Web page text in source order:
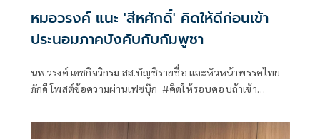
หมอวรงค์ แนะ 'สีหศักดิ์' คิดให้ดีก่อนเข้า
ประนอมภาคบังคับกับกัมพูชา
นพ.วรงค์ เดชกิจวิกรม สส.บัญชีรายชื่อ และหัวหน้าพรรคไทย
ภักดี โพสต์ข้อความผ่านเฟซบุ๊ก #คิดให้รอบคอบถ้าเข้า